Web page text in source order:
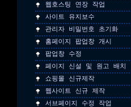
웹호스팅 연장 작업
사이트 유지보수
관리자 비밀번호 초기화
홈페이지 팝업창 개시
팝업창 수정
페이지 신설 및 원고 배치
쇼핑몰 신규제작
웹사이트 신규 제작
서브페이지 수정 작업